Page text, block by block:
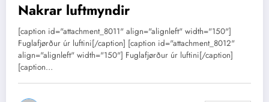
Nakrar luftmyndir
[caption id="attachment_8011" align="alignleft" width="150"]
Fuglafjørður úr luftini[/caption] [caption id="attachment_8012"
align="alignleft" width="150"] Fuglafjørður úr luftini[/caption]
[caption…